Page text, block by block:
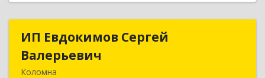
ИП Евдокимов Сергей
Валерьевич
Коломна
ИП Евдокимов Сергей